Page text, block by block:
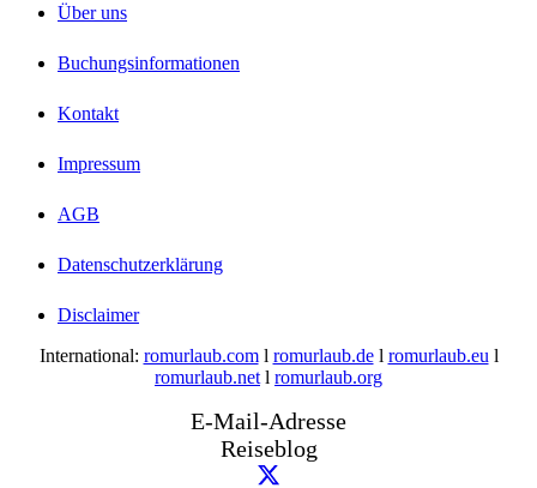
Über uns
Buchungsinformationen
Kontakt
Impressum
AGB
Datenschutzerklärung
Disclaimer
International: romurlaub.coml romurlaub.del romurlaub.eu l
romurlaub.net l romurlaub.org
E-Mail-Adresse
Reiseblog